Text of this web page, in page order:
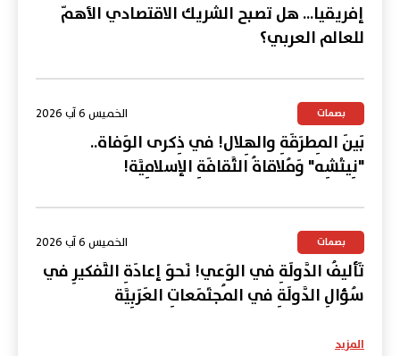
إفريقيا... هل تصبح الشريك الاقتصادي الأهمّ
للعالم العربي؟
بصمات الخميس 6 آب 2026
بَينَ المِطرَقَةِ والهِلال! في ذِكرى الوَفاة..
"نِيتْشِه" وَمُلاقاةُ الثَّقافَةِ الإسلامِيَّة!
بصمات الخميس 6 آب 2026
تَأليفُ الدَّولَةِ في الوَعي! نَحوَ إعادَةِ التَّفكيرِ في
سُؤالِ الدَّولَةِ في المُجتَمَعاتِ العَرَبِيَّة
المزيد